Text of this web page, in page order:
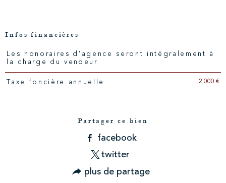
Infos financières
Caractéristiques Valeurs
Les honoraires d'agence seront intégralement à
la charge du vendeur
Taxe foncière annuelle 2 000 €
Partager ce bien
facebook
twitter
plus de partage